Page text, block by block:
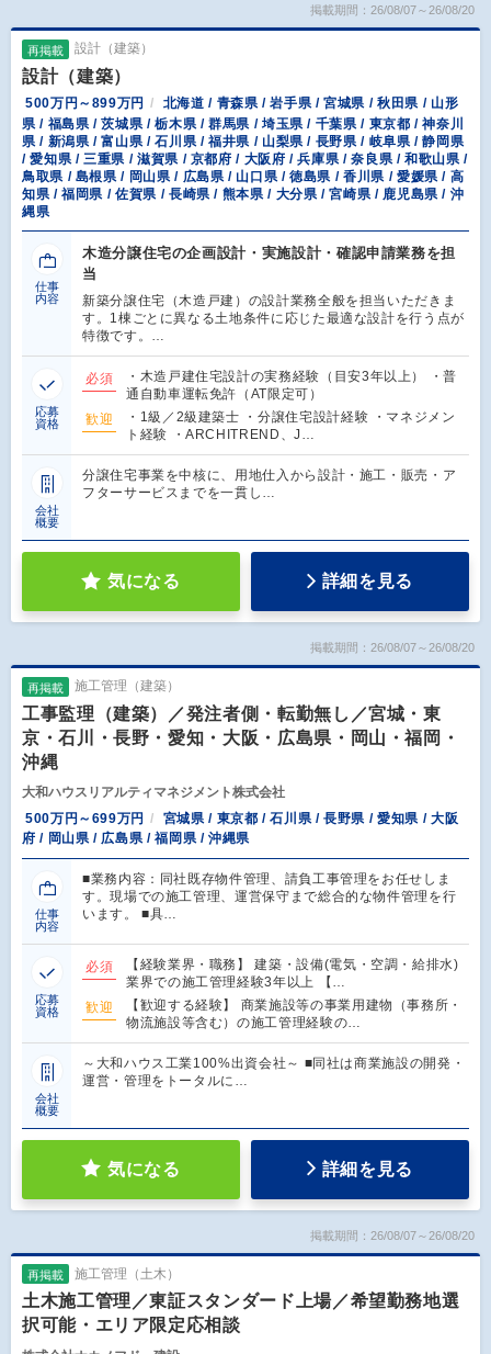
掲載期間：26/08/07～26/08/20
再掲載 設計（建築）
設計（建築）
500万円～899万円
北海道 / 青森県 / 岩手県 / 宮城県 / 秋田県 / 山形
県 / 福島県 / 茨城県 / 栃木県 / 群馬県 / 埼玉県 / 千葉県 / 東京都 / 神奈川
県 / 新潟県 / 富山県 / 石川県 / 福井県 / 山梨県 / 長野県 / 岐阜県 / 静岡県
/ 愛知県 / 三重県 / 滋賀県 / 京都府 / 大阪府 / 兵庫県 / 奈良県 / 和歌山県 /
鳥取県 / 島根県 / 岡山県 / 広島県 / 山口県 / 徳島県 / 香川県 / 愛媛県 / 高
知県 / 福岡県 / 佐賀県 / 長崎県 / 熊本県 / 大分県 / 宮崎県 / 鹿児島県 / 沖
縄県
仕事
内容
木造分譲住宅の企画設計・実施設計・確認申請業務を担
当
新築分譲住宅（木造戸建）の設計業務全般を担当いただきま
す。1棟ごとに異なる土地条件に応じた最適な設計を行う点が
特徴です。…
応募
資格
必須
・木造戸建住宅設計の実務経験（目安3年以上） ・普
通自動車運転免許（AT限定可）
歓迎
・1級／2級建築士 ・分譲住宅設計経験 ・マネジメン
ト経験 ・ARCHITREND、J…
会社
概要
分譲住宅事業を中核に、用地仕入から設計・施工・販売・ア
フターサービスまでを一貫し…
気になる 詳細を見る
掲載期間：26/08/07～26/08/20
再掲載 施工管理（建築）
工事監理（建築）／発注者側・転勤無し／宮城・東
京・石川・長野・愛知・大阪・広島県・岡山・福岡・
沖縄
大和ハウスリアルティマネジメント株式会社
500万円～699万円
宮城県 / 東京都 / 石川県 / 長野県 / 愛知県 / 大阪
府 / 岡山県 / 広島県 / 福岡県 / 沖縄県
仕事
内容
■業務内容：同社既存物件管理、請負工事管理をお任せしま
す。現場での施工管理、運営保守まで総合的な物件管理を行
います。 ■具…
応募
資格
必須
【経験業界・職務】 建築・設備(電気・空調・給排水)
業界での施工管理経験3年以上 【…
歓迎
【歓迎する経験】 商業施設等の事業用建物（事務所・
物流施設等含む）の施工管理経験の…
会社
概要
～大和ハウス工業100%出資会社～ ■同社は商業施設の開発・
運営・管理をトータルに…
気になる 詳細を見る
掲載期間：26/08/07～26/08/20
再掲載 施工管理（土木）
土木施工管理／東証スタンダード上場／希望勤務地選
択可能・エリア限定応相談